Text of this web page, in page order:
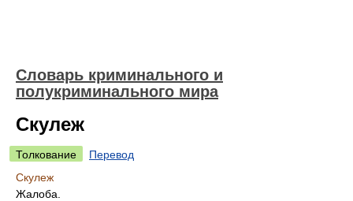
Словарь криминального и
полукриминального мира
Скулеж
Толкование
Перевод
Скулеж
Жалоба.